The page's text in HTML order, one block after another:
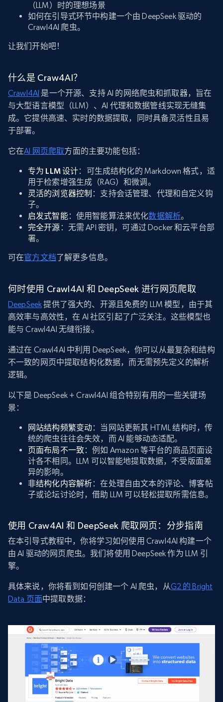
（LLM）时的理想场景
如何在引导式环节中构建一个由 DeepSeek 驱动的
Crawl4AI 爬虫。
让我们开始吧！
什么是 Craw4AI？
Crawl4AI 是一个开源、支持 AI 的网络爬虫和抓取器，旨在
与大型语言模型（LLM）、AI 代理和数据管线实现无缝集
成。它提供高速、实时的数据提取，同时具备灵活性且易
于部署。
它在AI 网页爬取方面的主要功能包括：
专为 LLM 设计：可生成结构化的 Markdown 格式，适
用于检索增强生成（RAG）和微调。
灵活的浏览器控制 ：支持会话管理、代理和自定义钩
子。
启发式智能：使用智能算法来优化数据解析。
完全开源 ：无需 API 密钥，可通过 Docker 和云平台部
署。
可在官方文档了解更多信息。
何时使用 Crawl4AI 和 DeepSeek 进行网页爬取
DeepSeek提供了强大的、开源且免费的 LLM 模型，由于其
高效率与高效性，在 AI 社区引起了广泛关注。这些模型也
能与 Crawl4AI 无缝衔接。
通过在 Crawl4AI 中利用 DeepSeek，你可以从最复杂和结构
不一致的网页中提取结构化数据，而无需预先定义的解析
逻辑。
以下是 DeepSeek + Crawl4AI 组合特别有用的一些关键场
景：
网站结构频繁变动：当网站更新其 HTML 结构时，传
统的爬虫往往会失效，而 AI 能够动态适配。
页面布局不一致：例如 Amazon 等平台的商品页面设
计各不相同。LLM 可以智能地提取数据，不受版面差
异的影响。
非结构化内容解析：在处理自由文本的评论、博客帖
子或论坛讨论时，借助 LLM 可以轻松提取所需信息。
使用 Craw4AI 和 DeepSeek 爬取网页：分步指南
在本引导式教程中，你将学习如何使用 Crawl4AI 构建一个
由 AI 驱动的网页爬虫。我们将使用 DeepSeek 作为 LLM 引
擎。
具体来说，你将看到如何创建一个 AI 爬虫，从G2 的 Bright
Data 页面中提取数据：